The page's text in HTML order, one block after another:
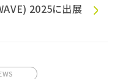
2025に出展